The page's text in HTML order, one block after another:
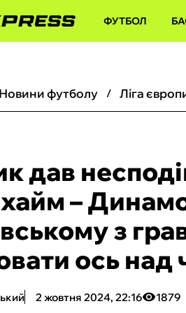
ФУТБОЛ
новини футболу ліга
дав
–
з
ось над
2 жовтня 2024, 22:16 1879